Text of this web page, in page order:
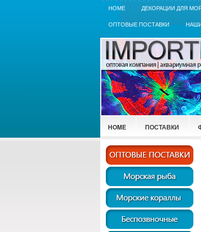
HOME ДЕКОРАЦИИ ДЛЯ
ОПТОВЫЕ ПОСТАВКИ
HOME ПОСТАВКИ